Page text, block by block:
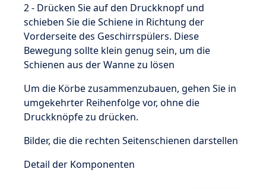
2 - Drücken Sie auf den Druckknopf und
schieben Sie die Schiene in Richtung der
Vorderseite des Geschirrspülers. Diese
Bewegung sollte klein genug sein, um die
Schienen aus der Wanne zu lösen
Um die Körbe zusammenzubauen, gehen Sie in
umgekehrter Reihenfolge vor, ohne die
Druckknöpfe zu drücken.
Bilder, die die rechten Seitenschienen darstellen
Detail der Komponenten